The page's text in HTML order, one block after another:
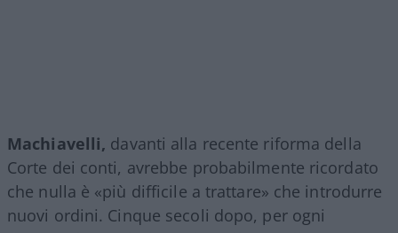
Machiavelli, davanti alla recente riforma della
Corte dei conti, avrebbe probabilmente ricordato
che nulla è «più difficile a trattare» che introdurre
nuovi ordini. Cinque secoli dopo, per ogni